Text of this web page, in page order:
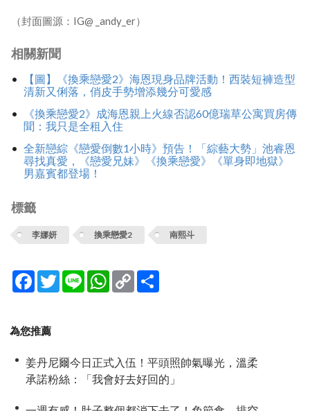
（封面圖源：IG@ _andy_er）
相關新聞
【圖】《換乘戀愛2》海恩現身品牌活動！西裝短褲造型
清新又俐落，俏皮手勢增添幾分可愛感
《換乘戀愛2》成海恩親上火線否認60億瑞草公寓買房傳
聞：我只是全租入住
全新戀綜《戀愛倒數1小時》預告！「綜藝大勢」池睿恩
尋找真愛，《戀愛兄妹》《換乘戀愛》《單身即地獄》
男嘉賓都登場！
標籤
李娜妍 換乘戀愛2 南熙斗
Facebook
TwitterLine WhatsApp
Copy
Link
為您推薦
姜丹尼爾今日正式入伍！平頭照帥氣曝光，溫柔
承諾粉絲：「我會好去好回的」